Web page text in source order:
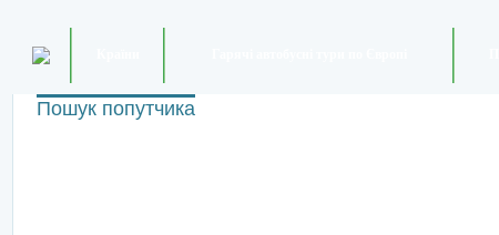
Пошук попутчика